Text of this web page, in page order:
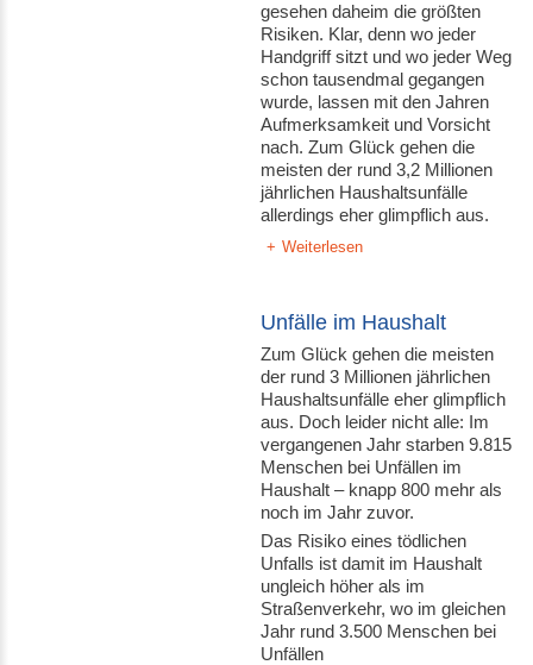
gesehen daheim die größten
Risiken. Klar, denn wo jeder
Handgriff sitzt und wo jeder Weg
schon tausendmal gegangen
wurde, lassen mit den Jahren
Aufmerksamkeit und Vorsicht
nach. Zum Glück gehen die
meisten der rund 3,2 Millionen
jährlichen Haushaltsunfälle
allerdings eher glimpflich aus.
Weiterlesen
Unfälle im Haushalt
Zum Glück gehen die meisten
der rund 3 Millionen jährlichen
Haushaltsunfälle eher glimpflich
aus. Doch leider nicht alle: Im
vergangenen Jahr starben 9.815
Menschen bei Unfällen im
Haushalt – knapp 800 mehr als
noch im Jahr zuvor.
Das Risiko eines tödlichen
Unfalls ist damit im Haushalt
ungleich höher als im
Straßenverkehr, wo im gleichen
Jahr rund 3.500 Menschen bei
Unfällen